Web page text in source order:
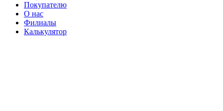
Покупателю
О нас
Филиалы
Калькулятор